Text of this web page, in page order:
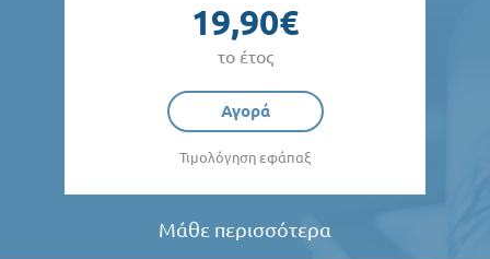
19,90€
το έτος
Αγορά
Τιμολόγηση εφάπαξ
Μάθε περισσότερα